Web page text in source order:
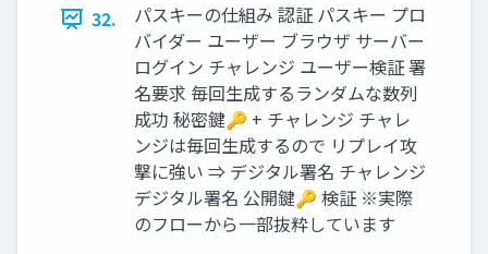
32.
パスキーの仕組み 認証 パスキー プロ
バイダー ユーザー ブラウザ サーバー
ログイン チャレンジ ユーザー検証 署
名要求 毎回生成するランダムな数列
成功 秘密鍵🔑 + チャレンジ チャレ
ンジは毎回生成するので リプレイ攻
撃に強い ⇒ デジタル署名 チャレンジ
デジタル署名 公開鍵🔑 検証 ※実際
のフローから一部抜粋しています